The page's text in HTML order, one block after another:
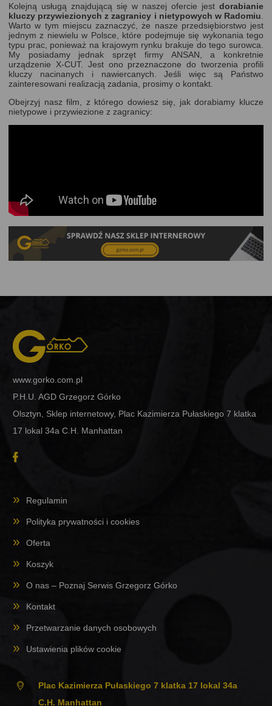
Kolejną usługą znajdującą się w naszej ofercie jest dorabianie
kluczy przywiezionych z zagranicy i nietypowych w Radomiu
Warto w tym miejscu zaznaczyć, że nasze przedsiębiorstwo jest
jednym z niewielu w Polsce, które podejmuje się wykonania tego
typu prac, ponieważ na krajowym rynku brakuje do tego surowca.
My posiadamy jednak sprzęt firmy ANSAN, a konkretnie
urządzenie X-CUT. Jest ono przeznaczone do tworzenia profili
kluczy nacinanych i nawiercanych. Jeśli więc są Państwo
zainteresowani realizacją zadania, prosimy o kontakt.
Obejrzyj nasz film, z którego dowiesz się, jak dorabiamy klucze
nietypowe i przywiezione z zagranicy:
www.gorko.com.pl
P.H.U. AGD Grzegorz Górko
Olsztyn, Sklep internetowy, Plac Kazimierza Pułaskiego 7 klatka
17 lokal 34a C.H. Manhattan
Regulamin
Polityka prywatności i cookies
Oferta
Koszyk
O nas – Poznaj Serwis Grzegorz Górko
Kontakt
Przetwarzanie danych osobowych
Ustawienia plików cookie
Plac Kazimierza Pułaskiego 7 klatka 17 lokal 34a
C.H. Manhattan